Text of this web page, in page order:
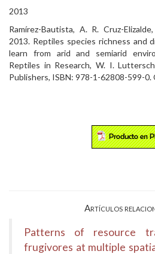
2013
Ramírez-Bautista, A. R. Cruz-
2013. Reptiles species richness and
learn from arid and semiarid
Reptiles in Research, W. I.
Publishers, ISBN: 978-1-62808-599-0.
Artículos
Patterns of resource
frugivores at multiple